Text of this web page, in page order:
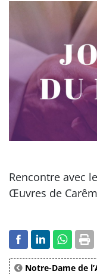
Rencontre avec
Œuvres de
Notre-Dame de